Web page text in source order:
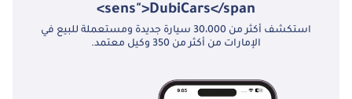
sens">DubiCars</span>
استكشف أكثر من 30،000 سيارة جديدة ومستعملة للبيع في
الإمارات من أكثر من 350 وكيل معتمد.